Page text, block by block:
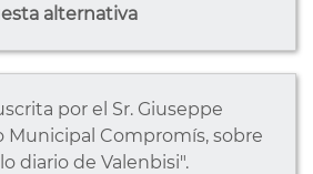
alternativa
por el Sr. Giuseppe
Municipal Compromís, sobre
diario de Valenbisi".